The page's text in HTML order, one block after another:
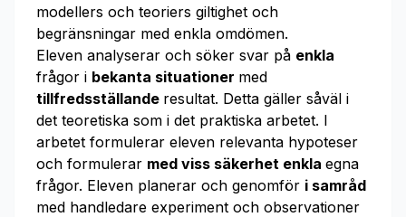
modellers och teoriers giltighet och
begränsningar med enkla omdömen.
Eleven analyserar och söker svar på enkla
frågor i bekanta situationer med
tillfredsställande resultat. Detta gäller såväl i
det teoretiska som i det praktiska arbetet. I
arbetet formulerar eleven relevanta hypoteser
och formulerar med viss säkerhet enkla egna
frågor. Eleven planerar och genomför i samråd
med handledare experiment och observationer